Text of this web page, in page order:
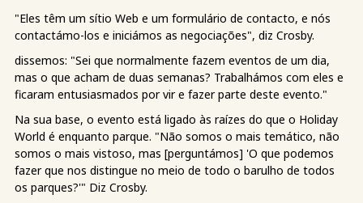
"Eles têm um sítio Web e um formulário de contacto, e nós
contactámo-los e iniciámos as negociações", diz Crosby.
dissemos: "Sei que normalmente fazem eventos de um dia,
mas o que acham de duas semanas? Trabalhámos com eles e
ficaram entusiasmados por vir e fazer parte deste evento."
Na sua base, o evento está ligado às raízes do que o Holiday
World é enquanto parque. "Não somos o mais temático, não
somos o mais vistoso, mas [perguntámos] 'O que podemos
fazer que nos distingue no meio de todo o barulho de todos
os parques?'" Diz Crosby.